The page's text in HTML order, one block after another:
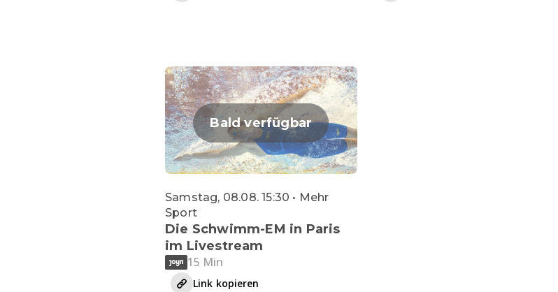
Bald verfügbar
Samstag, 08.08. 15:30 • Mehr
Sport
Die Schwimm-EM in Paris
im Livestream
15 Min
Link kopieren